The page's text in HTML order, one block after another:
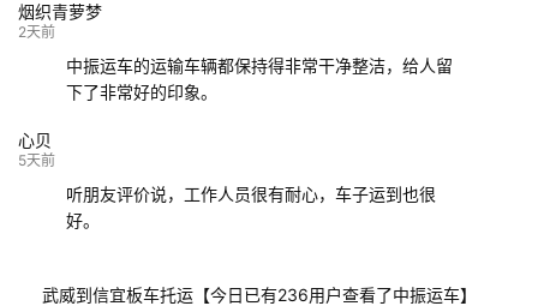
烟织青萝梦
2天前
中振运车的运输车辆都保持得非常干净整洁，给人留
下了非常好的印象。
心贝
5天前
听朋友评价说，工作人员很有耐心，车子运到也很
好。
武威到信宜板车托运【今日已有236用户查看了中振运车】